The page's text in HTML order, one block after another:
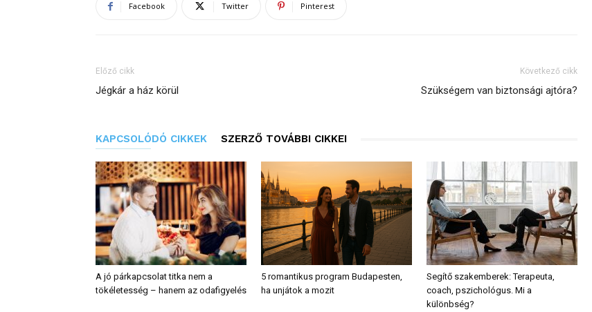
Facebook Twitter Pinterest
Előző cikk
Jégkár a ház körül
Következő cikk
Szükségem van biztonsági ajtóra?
KAPCSOLÓDÓ CIKKEK SZERZŐ TOVÁBBI CIKKEI
A jó párkapcsolat titka nem a
tökéletesség – hanem az odafigyelés
5 romantikus program Budapesten,
ha unjátok a mozit
Segítő szakemberek: Terapeuta,
coach, pszichológus. Mi a
különbség?